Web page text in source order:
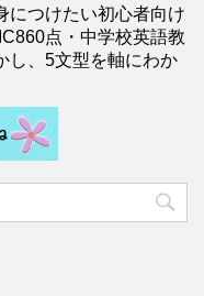
につけたい初心者向け
点・中学校英語教
し、5文型を軸にわか